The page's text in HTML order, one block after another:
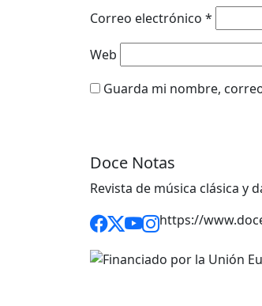
Correo electrónico *
Web
Guarda mi nombre,
Doce Notas
Revista de música clásica y
https://